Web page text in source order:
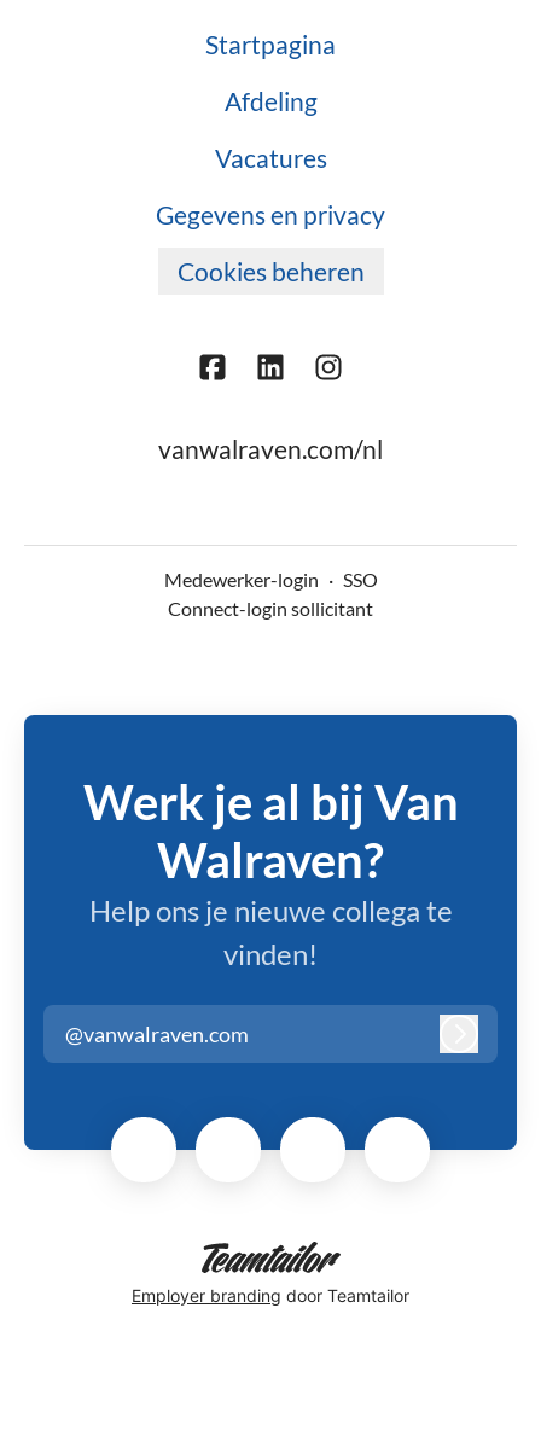
Startpagina
Afdeling
Vacatures
Gegevens en privacy
Cookies beheren
vanwalraven.com/nl
Medewerker-login · SSO
Connect-login sollicitant
Werk je al bij Van
Walraven?
Help ons je nieuwe collega te
vinden!
@vanwalraven.com
Employer branding door Teamtailor